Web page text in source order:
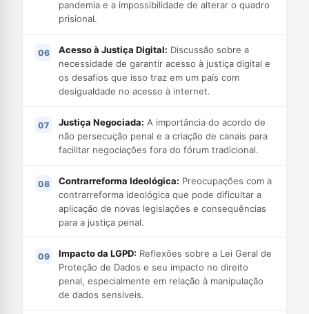
pandemia e a impossibilidade de alterar o quadro
prisional.
Acesso à Justiça Digital: Discussão sobre a
necessidade de garantir acesso à justiça digital e
os desafios que isso traz em um país com
desigualdade no acesso à internet.
Justiça Negociada: A importância do acordo de
não persecução penal e a criação de canais para
facilitar negociações fora do fórum tradicional.
Contrarreforma Ideológica: Preocupações com a
contrarreforma ideológica que pode dificultar a
aplicação de novas legislações e consequências
para a justiça penal.
Impacto da LGPD: Reflexões sobre a Lei Geral de
Proteção de Dados e seu impacto no direito
penal, especialmente em relação à manipulação
de dados sensíveis.